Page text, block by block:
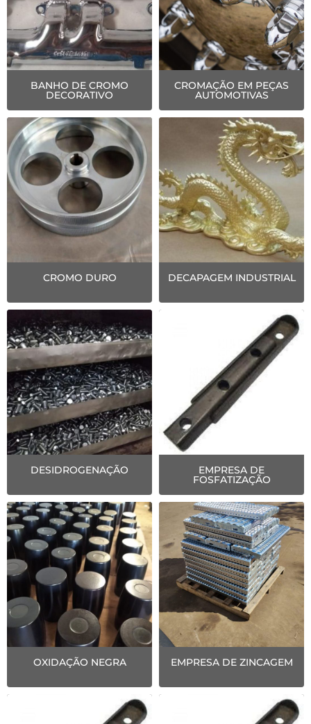
BANHO DE CROMO
DECORATIVO
CROMAÇÃO EM PEÇAS
AUTOMOTIVAS
CROMO DURO DECAPAGEM INDUSTRIAL
DESIDROGENAÇÃO EMPRESA DE
FOSFATIZAÇÃO
OXIDAÇÃO NEGRA EMPRESA DE ZINCAGEM